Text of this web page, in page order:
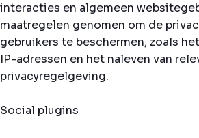
interacties en algemeen
maatregelen genomen om de
gebruikers te beschermen, zoals
IP-adressen en het naleven van
privacyregelgeving.
Social plugins